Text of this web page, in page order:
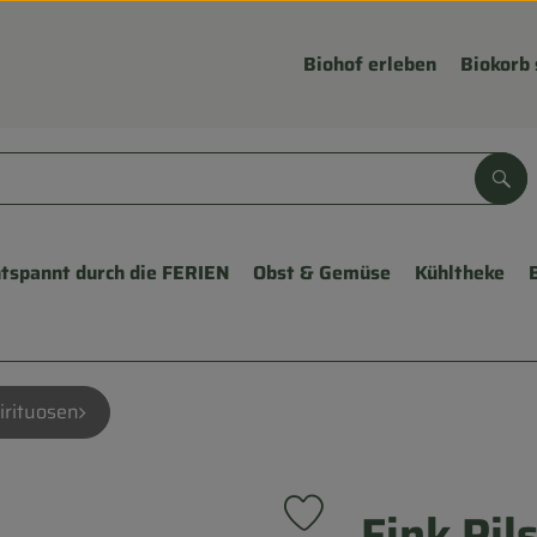
Biohof erleben Biokorb
durch die FERIEN Obst & Gemüse Kühltheke
Produkt zu Favouriten